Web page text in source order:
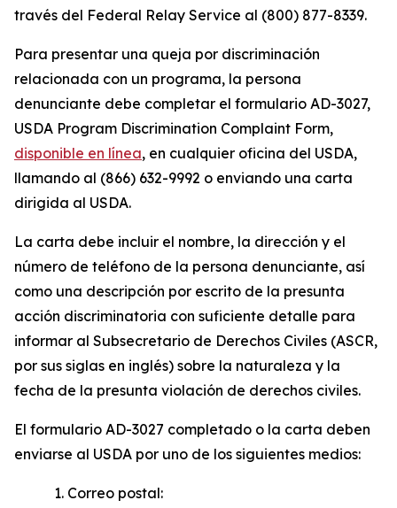
través del Federal Relay Service al (800) 877-8339.
Para presentar una queja por discriminación
relacionada con un programa, la persona
denunciante debe completar el formulario AD-3027,
USDA Program Discrimination Complaint Form,
disponible en línea, en cualquier oficina del USDA,
llamando al (866) 632-9992 o enviando una carta
dirigida al USDA.
La carta debe incluir el nombre, la dirección y el
número de teléfono de la persona denunciante, así
como una descripción por escrito de la presunta
acción discriminatoria con suficiente detalle para
informar al Subsecretario de Derechos Civiles (ASCR,
por sus siglas en inglés) sobre la naturaleza y la
fecha de la presunta violación de derechos civiles.
El formulario AD-3027 completado o la carta deben
enviarse al USDA por uno de los siguientes medios:
Correo postal: